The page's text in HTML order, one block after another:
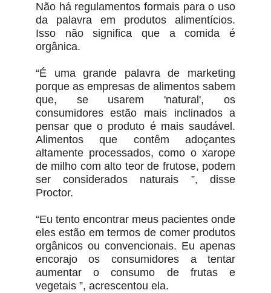
Não há regulamentos formais para o uso
da palavra em produtos alimentícios.
Isso não significa que a comida é
orgânica.
“É uma grande palavra de marketing
porque as empresas de alimentos sabem
que, se usarem 'natural', os
consumidores estão mais inclinados a
pensar que o produto é mais saudável.
Alimentos que contêm adoçantes
altamente processados, como o xarope
de milho com alto teor de frutose, podem
ser considerados naturais ”, disse
Proctor.
“Eu tento encontrar meus pacientes onde
eles estão em termos de comer produtos
orgânicos ou convencionais. Eu apenas
encorajo os consumidores a tentar
aumentar o consumo de frutas e
vegetais ”, acrescentou ela.